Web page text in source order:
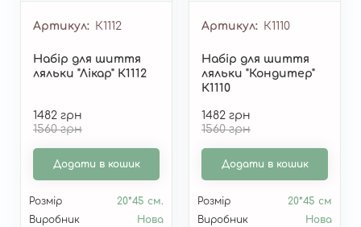
Артикул К1112
Набір для шиття
ляльки "Лікар" К1112
1482 грн
1560 грн
Додати в кошик
Розмір
20*45 см.
Виробник
Нова
Артикул К1110
Набір для шиття
ляльки "Кондитер"
К1110
1482 грн
1560 грн
Додати в кошик
Розмір
20*45 см
Виробник
Нова